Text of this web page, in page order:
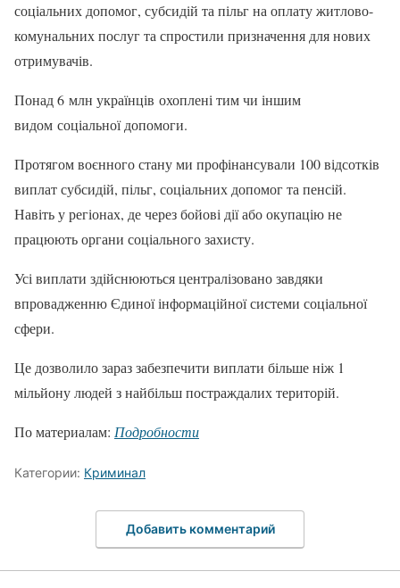
соціальних допомог, субсидій та пільг на оплату житлово-
комунальних послуг та спростили призначення для нових
отримувачів.
Понад 6 млн українців охоплені тим чи іншим
видом соціальної допомоги.
Протягом воєнного стану ми профінансували 100 відсотків
виплат субсидій, пільг, соціальних допомог та пенсій.
Навіть у регіонах, де через бойові дії або окупацію не
працюють органи соціального захисту.
Усі виплати здійснюються централізовано завдяки
впровадженню Єдиної інформаційної системи соціальної
сфери.
Це дозволило зараз забезпечити виплати більше ніж 1
мільйону людей з найбільш постраждалих територій.
По материалам: Подробности
Категории: Криминал
Добавить комментарий